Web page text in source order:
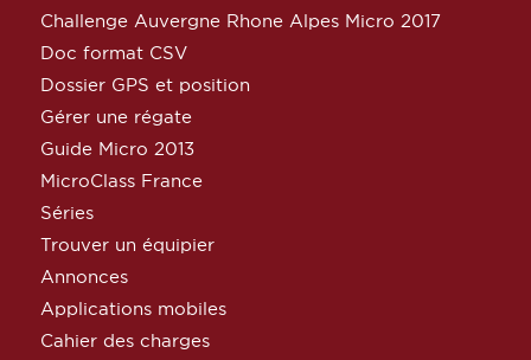
Challenge Auvergne Rhone Alpes Micro 2017
Doc format CSV
Dossier GPS et position
Gérer une régate
Guide Micro 2013
MicroClass France
Séries
Trouver un équipier
Annonces
Applications mobiles
Cahier des charges